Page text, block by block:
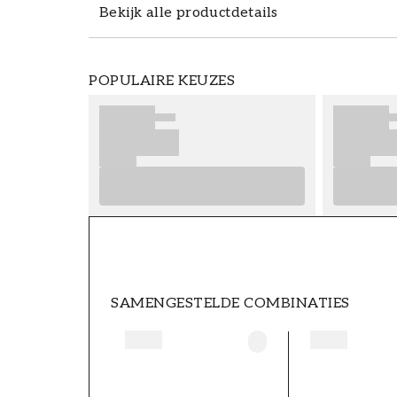
Bekijk alle productdetails
eenvoudig op maat kunt bestellen naar
fotobehang/muurschildering kun je
aan met een passende kleur uit ons
creëren waarbij je accentmuur in het
Non-woven (150g/m2). Het materiaal
monteren, maar als je je onzeker voelt,
POPULAIRE KEUZES
SAMENGESTELDE COMBINATIES